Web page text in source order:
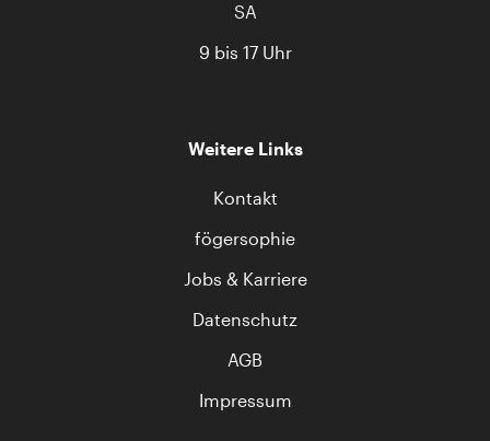
SA
9 bis 17 Uhr
Weitere Links
Kontakt
fögersophie
Jobs & Karriere
Datenschutz
AGB
Impressum